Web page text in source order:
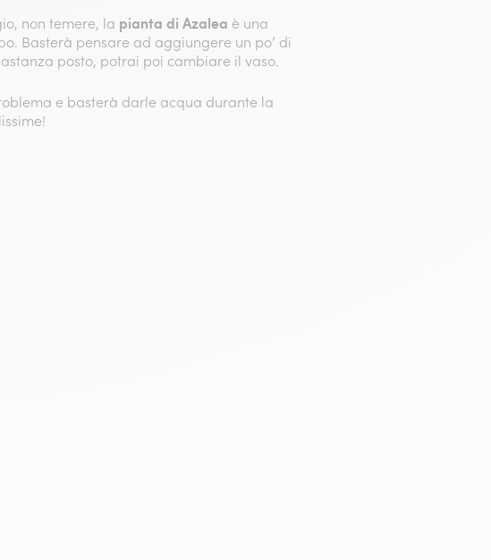
non temere, la pianta di Azalea è una
Basterà pensare ad aggiungere un po’ di
posto, potrai poi cambiare il vaso.
e basterà darle acqua durante la